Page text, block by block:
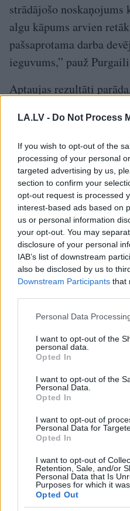
LA.LV - Do Not Process
If you wish to opt-out of the
processing of your personal
targeted advertising by us,
section to confirm your
opt-out request is processed
interest-based ads based on
us or personal information
your opt-out. You may
disclosure of your personal
IAB’s list of downstream
also be disclosed by us to
Downstream Participants that
Please note that this
not limited to your visit or
grant or deny consent to
use your data for below
consent section.
Personal Data
I want to opt-out of the
personal data.
Opted In
I want to opt-out of the
Personal Data.
Opted In
I want to opt-out of
Personal Data for
Opted In
I want to opt-out of
Retention, Sale, and/or
Personal Data that Is
Purposes for which it
Opted Out
strādājošo
algu kāpums arvien
pašsaprotama darba
ieguvums,” pauž
Aptaujas rezultāti
savukārt dzimumam
ietekme.
strādājošie vecumā no
trešdaļa no viņiem
salīdzinoši lielāka daļa
10%. Tas ir raksturīgi
algu dinamiku biežāk
profesionālā izaugsme
darbiniekiem.
Savukārt, pieaugot
arvien piesardzīgākas.
gadiem jau puse
kāpumu, bet vecākajā
norāda uz
vēlākos karjeras
stabilitātes un drošības
minimālas – gan
stagnāciju sagaida
Tas liecina, ka